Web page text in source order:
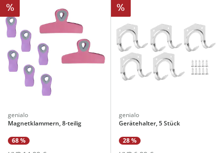
%
genialo
Magnetklammern, 8-teilig
68 %
%
genialo
Gerätehalter, 5 Stück
28 %